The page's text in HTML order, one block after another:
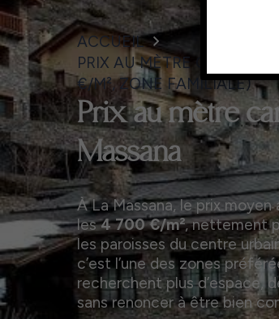
ACCUEIL
PRIX AU MÈTRE CARRÉ À
€/M², ZONE FAMILIALE)
Prix au mètre
Massana
À La Massana, le prix
les4 700 €/m², nettement
les paroisses du centre
c’est l’une des zones
recherchent plus d’espace,
sans renoncer à être bien